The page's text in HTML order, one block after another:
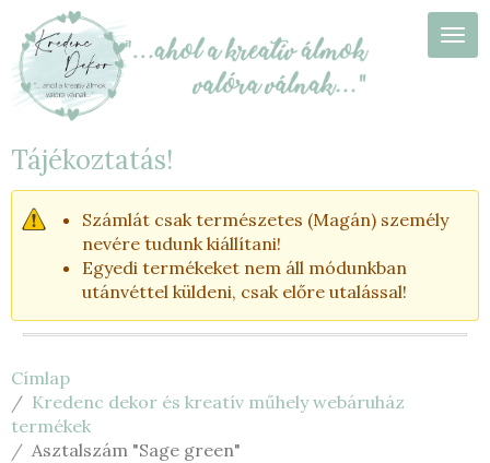
tartalomra
Tájékoztatás!
Számlát csak természetes (Magán) személy
nevére tudunk kiállítani!
Egyedi termékeket nem áll módunkban
utánvéttel küldeni, csak előre utalással!
Címlap
Kredenc dekor és kreatív műhely webáruház
termékek
Asztalszám "Sage green"